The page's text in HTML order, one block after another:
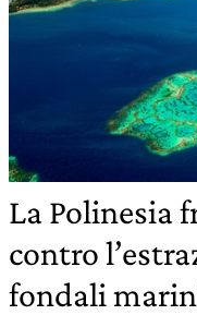
La Polinesia
contro
fondali